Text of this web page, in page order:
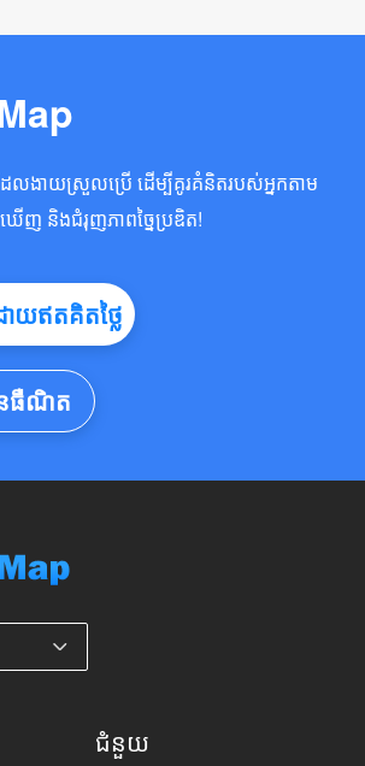
ែលងាយស្រួលប្រើ ដើម្បីគូរគំនិតរបស់អ្នកតាម
និងជំរុញភាពច្នៃប្រឌិត!
យ​ឥត​គិត​ថ្លៃ
នធឺណិត
ជំនួយ